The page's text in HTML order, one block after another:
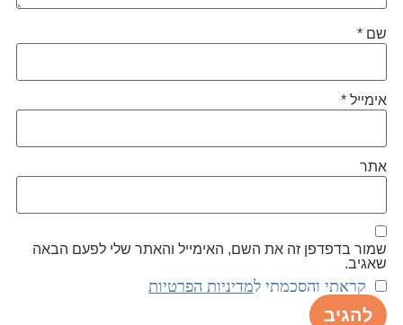
שם *
אימייל *
אתר
שמור בדפדפן זה את השם, האימייל והאתר שלי לפעם הבאה
שאגיב.
קראתי והסכמתי למדיניות הפרטיות